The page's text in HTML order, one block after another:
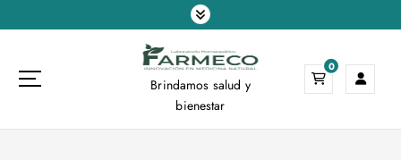
a
a
Brindamos salud y
bienestar
0